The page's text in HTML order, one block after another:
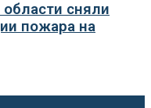
сняли
пожара на